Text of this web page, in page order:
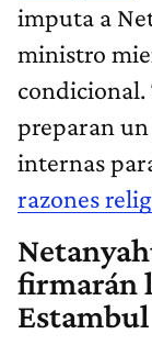
imputa a
ministro
condicional.
preparan
internas
razones
firmarán
Estambul